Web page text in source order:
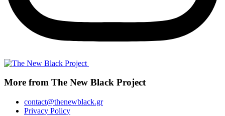
More from The New Black Project
contact@thenewblack.gr
Privacy Policy